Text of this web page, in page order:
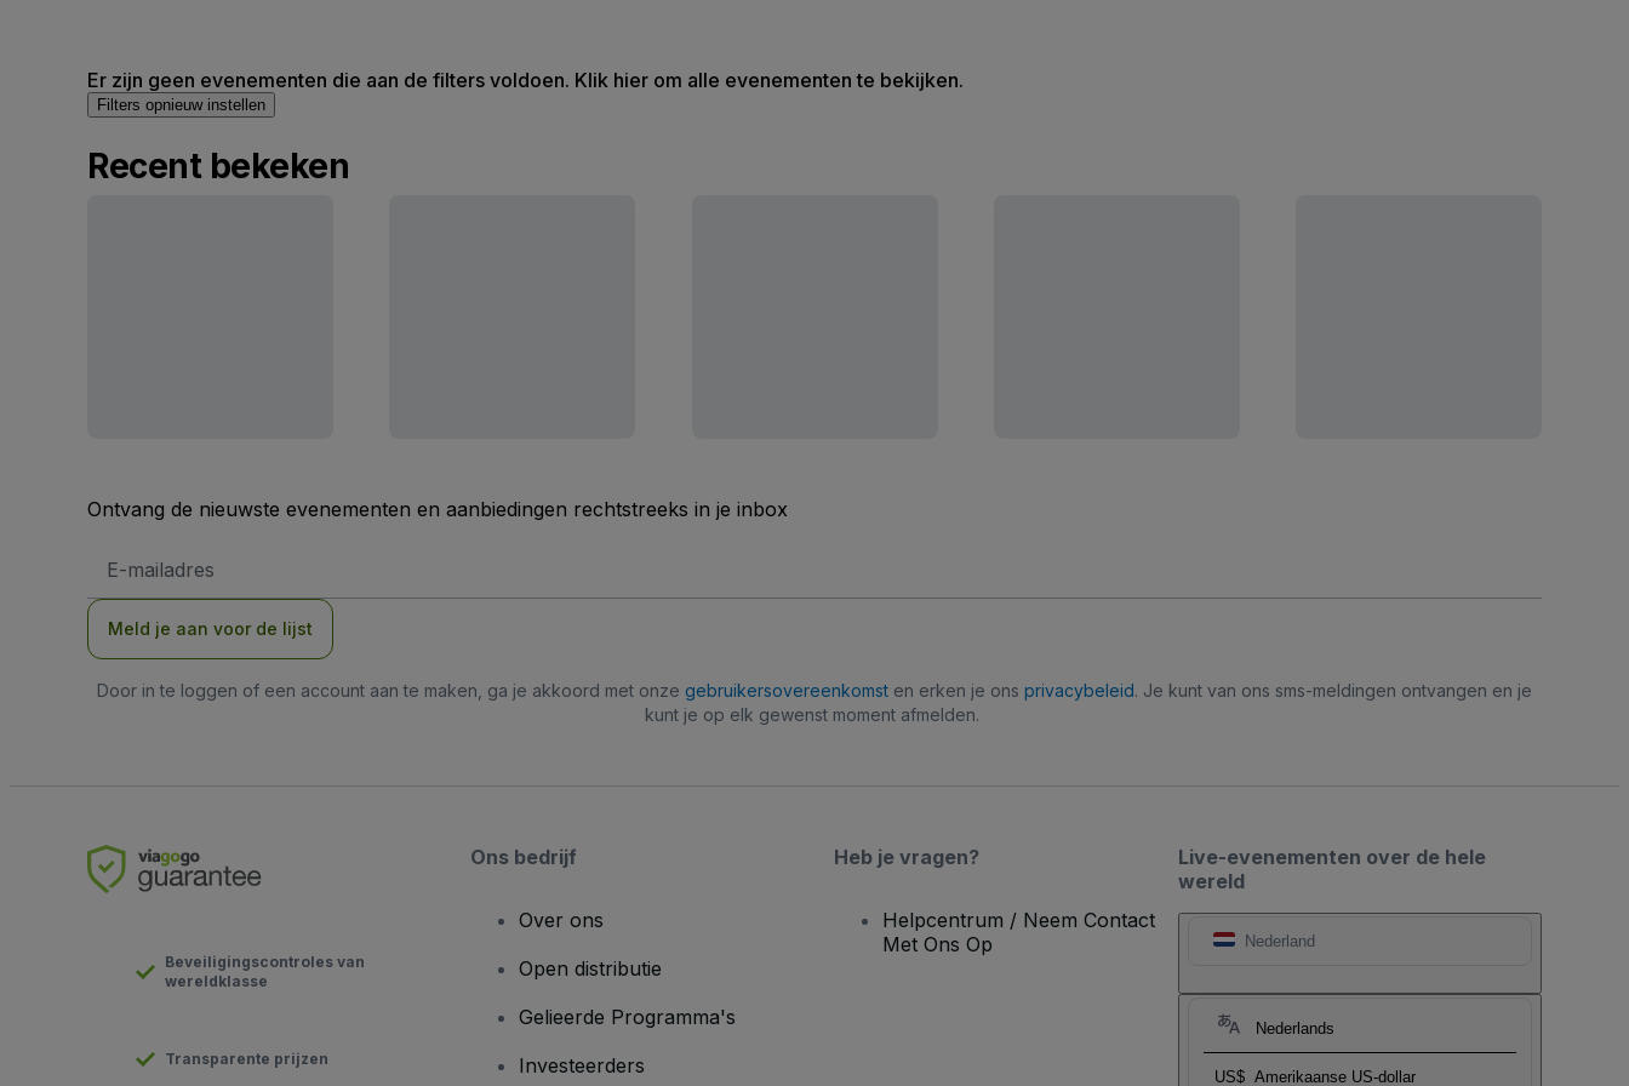
Er zijn geen evenementen die aan de filters voldoen. Klik hier om alle evenementen te bekijken.
Filters opnieuw instellen
Recent bekeken
Ontvang de nieuwste evenementen en aanbiedingen rechtstreeks in je inbox
mailadres
Meld je aan voor de lijst
Door in te loggen of een account aan te maken, ga je akkoord met onze gebruikersovereenkomst en erken je ons privacybeleid. Je kunt van ons sms-meldingen ontvangen en je
kunt je op elk gewenst moment afmelden.
Live-evenementen over de hele
wereld
Nederland
Nederlands
US$ Amerikaanse US-dollar
Beveiligingscontroles van
wereldklasse
Transparente prijzen
Ons bedrijf
Over ons
Open distributie
Gelieerde Programma's
Investeerders
Heb je vragen?
Helpcentrum / Neem Contact
Met Ons Op